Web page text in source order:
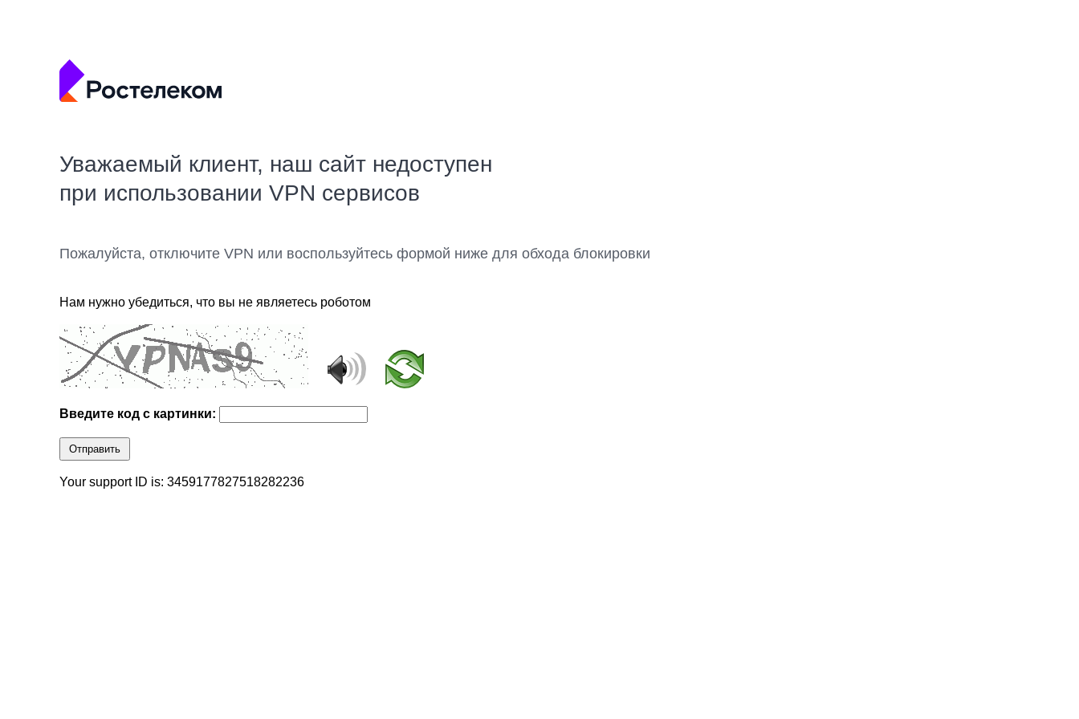
Уважаемый клиент, наш сайт недоступен
при использовании VPN сервисов
Пожалуйста, отключите VPN или воспользуйтесь формой ниже для обхода блокировки
Нам нужно убедиться, что вы не являетесь роботом
Введите код с картинки:
Отправить
Your support ID is: 3459177827518282236